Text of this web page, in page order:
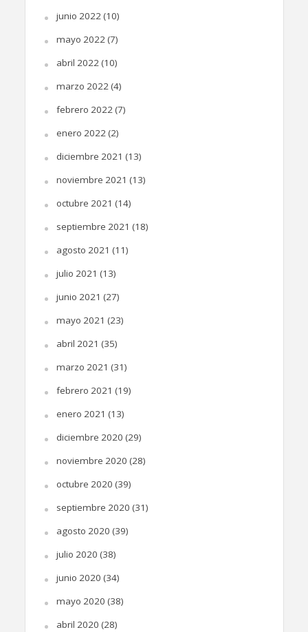
junio 2022(10)
mayo 2022(7)
abril 2022(10)
marzo 2022(4)
febrero 2022(7)
enero 2022(2)
diciembre 2021 (13)
noviembre 2021 (13)
octubre 2021 (14)
septiembre 2021 (18)
agosto 2021 (11)
julio 2021 (13)
junio 2021 (27)
mayo 2021 (23)
abril 2021 (35)
marzo 2021 (31)
febrero 2021 (19)
enero 2021 (13)
diciembre 2020 (29)
noviembre 2020 (28)
octubre 2020 (39)
septiembre 2020 (31)
agosto 2020 (39)
julio 2020 (38)
junio 2020 (34)
mayo 2020 (38)
abril 2020 (28)